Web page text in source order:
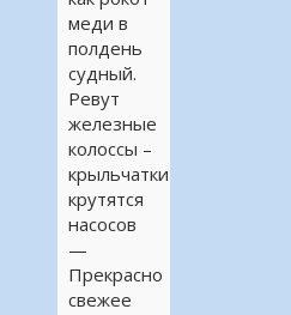
меди в
полдень
судный.
Ревут
железные
колоссы –
крыльчатки
крутятся
насосов
—
Прекрасно
свежее